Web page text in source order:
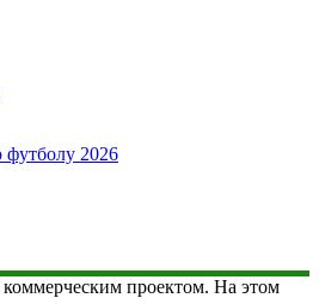
2026
проектом. На этом